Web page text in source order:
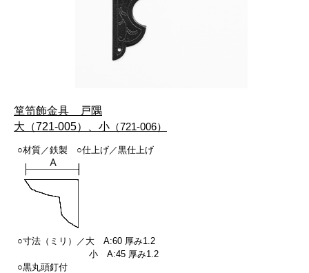
箪笥飾金具 戸隅
大（721-005）、小 （721-006）
○材質／鉄製 ○仕上げ／黒仕上げ
○寸法（ミリ）／大 A:60 厚み1.2
小 A:45 厚み1.2
○黒丸頭釘付